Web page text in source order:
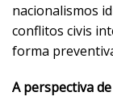
nacionalismos
conflitos civis
forma
A perspectiva